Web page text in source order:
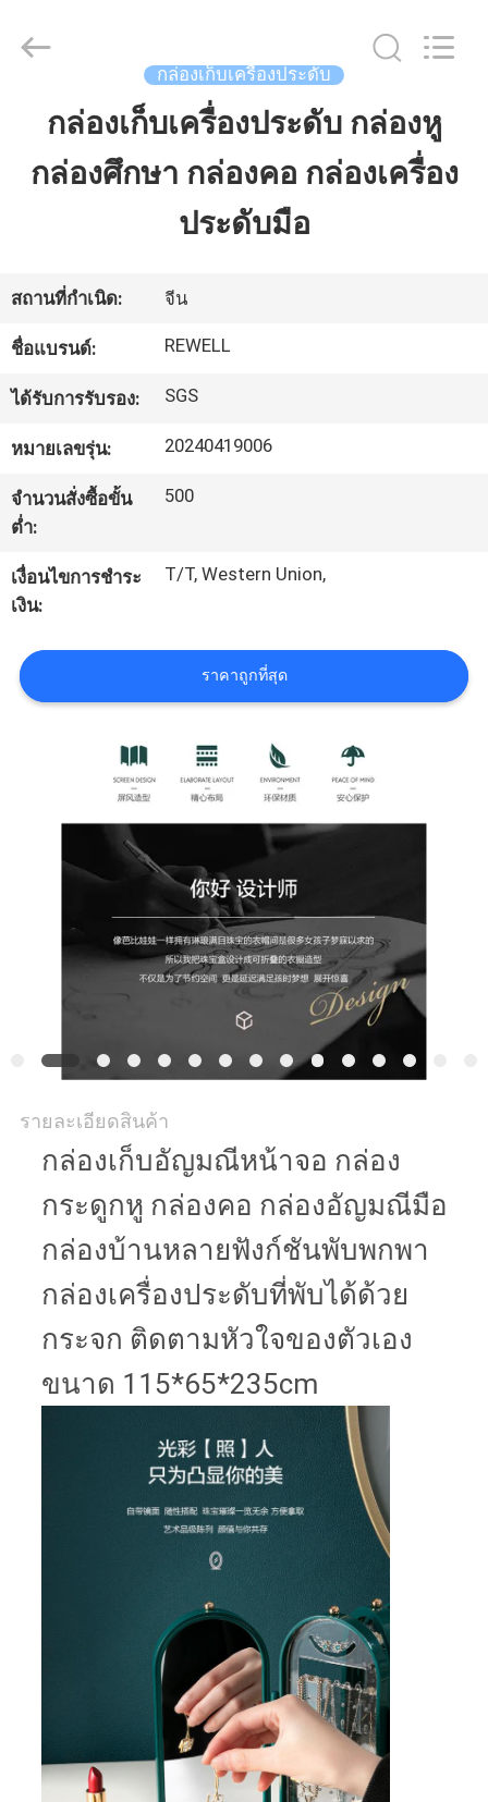
บ้าน
เกี่ยว
กับ
เรา
โรงงาน
ควบคุม
คุณภาพ
PRIVACY
Group
Limited.
กล่องเก็บเครื่องประดับ
กล่องเก็บเครื่องประดับ กล่องหู
กล่องศึกษา กล่องคอ กล่องเครื่อง
ประดับมือ
สถานที่กำเนิด: จีน
ชื่อแบรนด์: REWELL
ได้รับการรับรอง: SGS
หมายเลขรุ่น: 20240419006
จำนวนสั่งซื้อขั้น
ต่ำ:
500
เงื่อนไขการชำระ
เงิน:
T/T, Western Union,
ราคาถูกที่สุด
รายละเอียดสินค้า
กล่องเก็บอัญมณีหน้าจอ กล่อง
กระดูกหู กล่องคอ กล่องอัญมณีมือ
กล่องบ้านหลายฟังก์ชันพับพกพา
กล่องเครื่องประดับที่พับได้ด้วย
กระจก ติดตามหัวใจของตัวเอง
ขนาด 115*65*235cm